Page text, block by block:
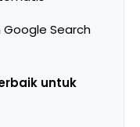
Search
untuk